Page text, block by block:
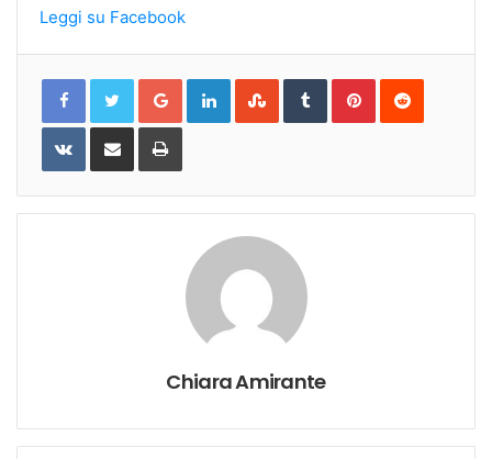
Leggi su Facebook
Google+LinkedInStumbleUpon
TumblrPinterestReddit
VKontakteShare
Email
Print
Chiara Amirante